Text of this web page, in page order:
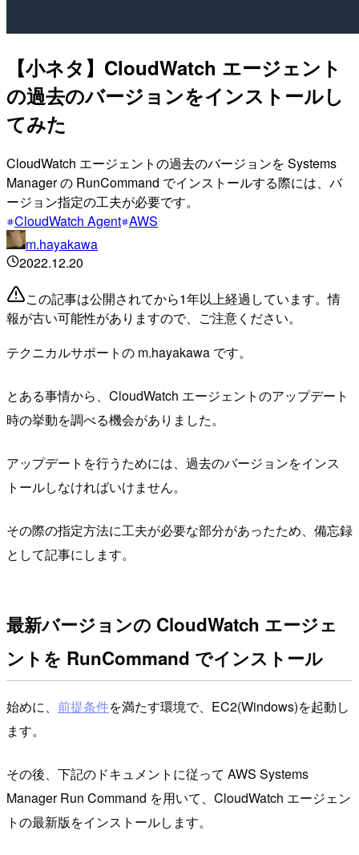
【小ネタ】CloudWatch エージェント
の過去のバージョンをインストールし
てみた
CloudWatch エージェントの過去のバージョンを Systems
Manager の RunCommand でインストールする際には、バ
ージョン指定の工夫が必要です。
CloudWatch Agent AWS
m.hayakawa
2022.12.20
この記事は公開されてから1年以上経過しています。情
報が古い可能性がありますので、ご注意ください。
テクニカルサポートの m.hayakawa です。
とある事情から、CloudWatch エージェントのアップデート
時の挙動を調べる機会がありました。
アップデートを行うためには、過去のバージョンをインス
トールしなければいけません。
その際の指定方法に工夫が必要な部分があったため、備忘録
として記事にします。
最新バージョンの CloudWatch エージェ
ントを RunCommand でインストール
始めに、 前提条件を満たす環境で、EC2(Windows)を起動し
ます。
その後、下記のドキュメントに従って AWS Systems
Manager Run Command を用いて、CloudWatch エージェン
トの最新版をインストールします。